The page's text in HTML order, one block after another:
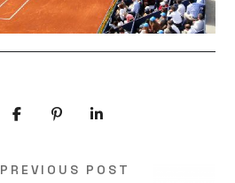
PREVIOUS POST